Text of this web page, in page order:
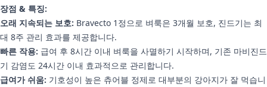
장점 & 특징:
오래 지속되는 보호: Bravecto 1정으로 벼룩은 3개월 보호, 진드기는 최
대 8주 관리 효과를 제공합니다.
빠른 작용: 급여 후 8시간 이내 벼룩을 사멸하기 시작하며, 기존 마비진드
기 감염도 24시간 이내 효과적으로 관리합니다.
급여가 쉬움: 기호성이 높은 츄어블 정제로 대부분의 강아지가 잘 먹습니